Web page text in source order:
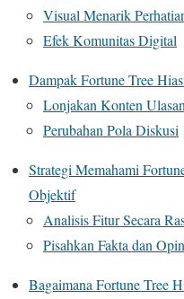
Visual Menarik
Efek Komunitas Digital
Dampak Fortune Tree
Lonjakan Konten Ulasan
Perubahan Pola Diskusi
Strategi Memahami
Objektif
Analisis Fitur Secara
Pisahkan Fakta dan
Bagaimana Fortune Tree